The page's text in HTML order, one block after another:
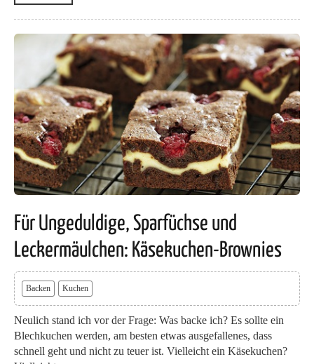
Für Ungeduldige, Sparfüchse und
Leckermäulchen: Käsekuchen-Brownies
Backen Kuchen
Neulich stand ich vor der Frage: Was backe ich? Es sollte ein
Blechkuchen werden, am besten etwas ausgefallenes, dass
schnell geht und nicht zu teuer ist. Vielleicht ein Käsekuchen?